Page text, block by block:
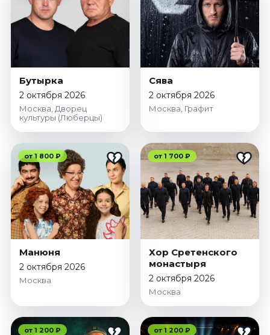
События
Октябрь 2026
Ноябрь 2026
Декабрь 2026
Январь 2027
Площадки
Бутырка
2 октября 2026
Москва, Дворец
культуры (Люберцы)
Сява
2 октября 2026
Москва, Графит
от 1 800 ₽
Манюня
2 октября 2026
Москва
от 1 700 ₽
Хор Сретенского
монастыря
2 октября 2026
Москва
от 1 200 ₽ от 1 200 ₽